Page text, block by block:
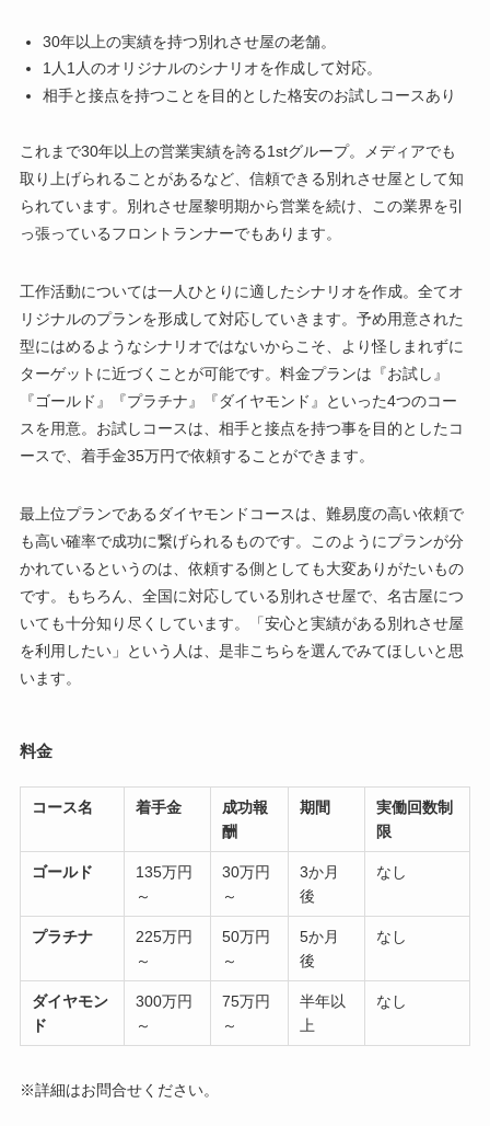
30年以上の実績を持つ別れさせ屋の老舗。
1人1人のオリジナルのシナリオを作成して対応。
相手と接点を持つことを目的とした格安のお試しコースあり
これまで30年以上の営業実績を誇る1stグループ。メディアでも
取り上げられることがあるなど、信頼できる別れさせ屋として知
られています。別れさせ屋黎明期から営業を続け、この業界を引
っ張っているフロントランナーでもあります。
工作活動については一人ひとりに適したシナリオを作成。全てオ
リジナルのプランを形成して対応していきます。予め用意された
型にはめるようなシナリオではないからこそ、より怪しまれずに
ターゲットに近づくことが可能です。料金プランは『お試し』
『ゴールド』『プラチナ』『ダイヤモンド』といった4つのコー
スを用意。お試しコースは、相手と接点を持つ事を目的としたコ
ースで、着手金35万円で依頼することができます。
最上位プランであるダイヤモンドコースは、難易度の高い依頼で
も高い確率で成功に繋げられるものです。このようにプランが分
かれているというのは、依頼する側としても大変ありがたいもの
です。もちろん、全国に対応している別れさせ屋で、名古屋につ
いても十分知り尽くしています。「安心と実績がある別れさせ屋
を利用したい」という人は、是非こちらを選んでみてほしいと思
います。
料金
コース名 着手金
成功報
酬
期間
実働回数制
限
ゴールド
135万円
～
30万円
～
3か月
後
なし
プラチナ
225万円
～
50万円
～
5か月
後
なし
ダイヤモン
ド
300万円
～
75万円
～
半年以
上
なし
※詳細はお問合せください。